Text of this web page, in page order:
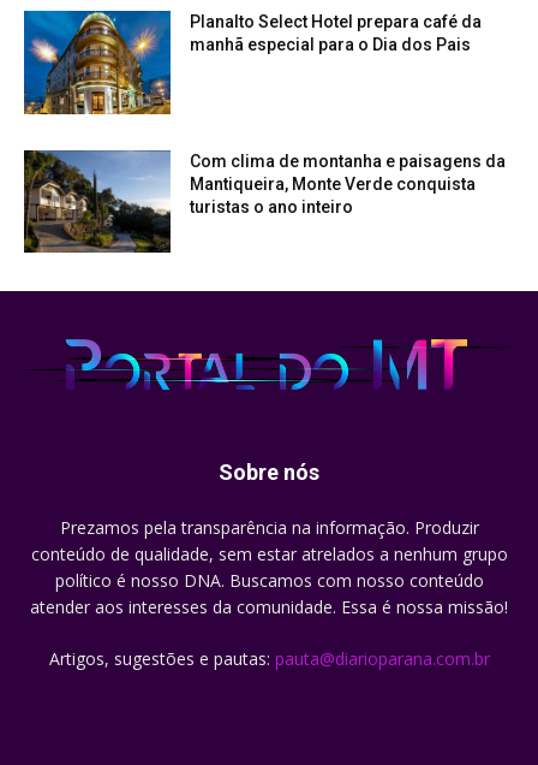
Planalto Select Hotel prepara café da
manhã especial para o Dia dos Pais
Com clima de montanha e paisagens da
Mantiqueira, Monte Verde conquista
turistas o ano inteiro
Sobre nós
Prezamos pela transparência na informação. Produzir
conteúdo de qualidade, sem estar atrelados a nenhum grupo
político é nosso DNA. Buscamos com nosso conteúdo
atender aos interesses da comunidade. Essa é nossa missão!
Artigos, sugestões e pautas: pauta@diarioparana.com.br